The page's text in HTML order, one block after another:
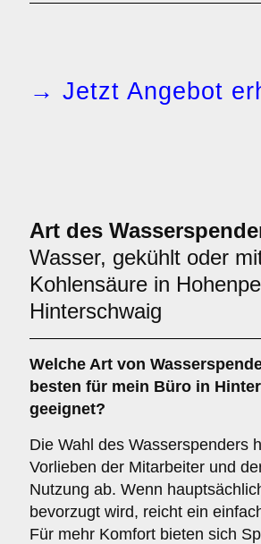
→ Jetzt Angebot
Art des
Wasser, gekühlt oder
Kohlensäure in
Hinterschwaig
Welche Art von
besten für mein Büro in
geeignet?
Die Wahl des Wasserspenders
Vorlieben der Mitarbeiter und
Nutzung ab. Wenn
bevorzugt wird, reicht ein
Für mehr Komfort bieten sich